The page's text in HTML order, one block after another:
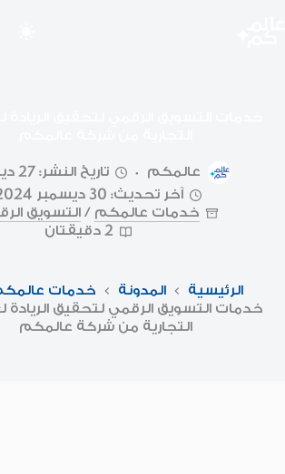
عالمكم
تاريخ النشر: 27 ديسمبر
آخر تحديث: 30 ديسمبر 2024
خدمات عالمكم / التسويق
2 دقيقتان
الرئيسية المدونة
خدمات
خدمات التسويق الرقمي لتحقيق الريادة
التجارية من شركة عالمكم